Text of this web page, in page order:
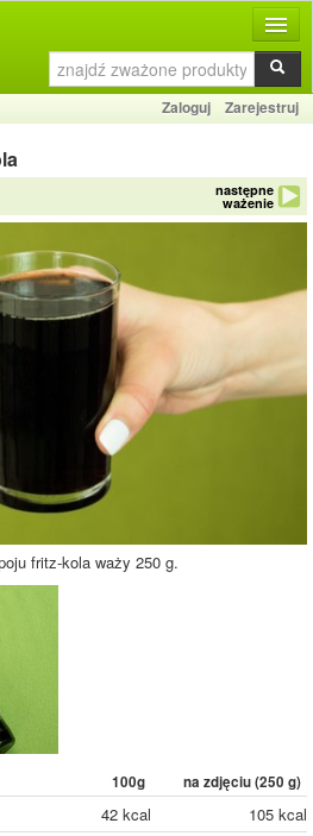
Zaloguj Zarejestruj
następne
ważenie
fritz-kola waży 250 g.
100g na zdjęciu (250 g)
42 kcal
105 kcal